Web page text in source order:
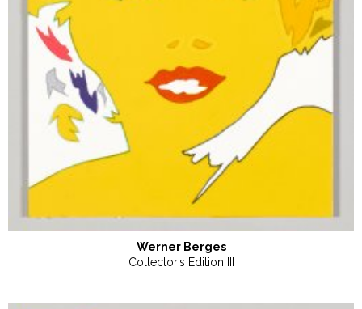
Werner Berges
Collector’s Edition III